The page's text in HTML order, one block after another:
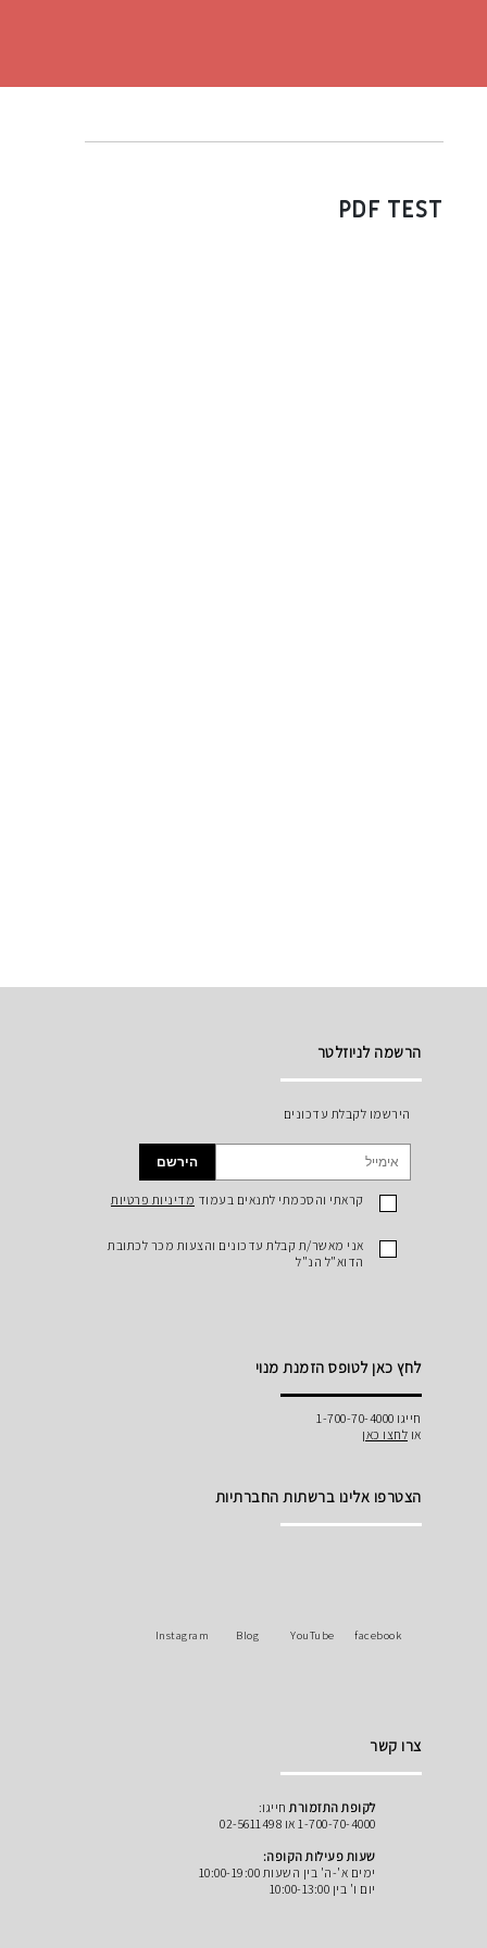
PDF TEST
הרשמה לניוזלטר
הירשמו לקבלת עדכונים
הירשם
קראתי והסכמתי לתנאים בעמוד מדיניות פרטיות
אני מאשר/ת קבלת עדכונים והצעות מכר לכתובת
הדוא"ל הנ"ל
לחץ כאן לטופס הזמנת מנוי
חייגו 1-700-70-4000
או לחצו כאן
הצטרפו אלינו ברשתות החברתיות
facebook
YouTube
Blog
Instagram
צרו קשר
לקופת התזמורתחייגו:
1-700-70-4000 או 02-5611498
שעות פעילות הקופה:
ימים א'-ה' בין השעות 10:00-19:00
יום ו' בין 10:00-13:00